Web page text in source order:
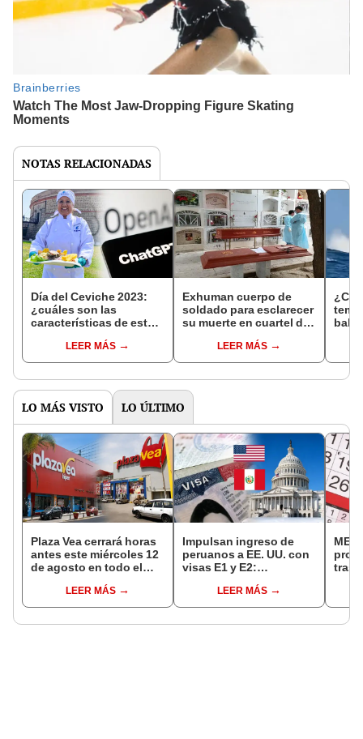
NOTAS RELACIONADAS
Día del Ceviche 2023:
¿cuáles son las
características de este
región, según
ChatGPT?
LEER MÁS
Exhuman cuerpo de
soldado para esclarecer
su muerte en cuartel del
LEER MÁS
LO MÁS VISTO LO ÚLTIMO
Plaza Vea cerrará horas
antes este miércoles 12
de agosto en todo el
hasta las 7 p.m.
LEER MÁS
Impulsan ingreso de
peruanos a EE. UU. con
visas E1 y E2:
pymes serían los más
beneficiados
LEER MÁS
MEF